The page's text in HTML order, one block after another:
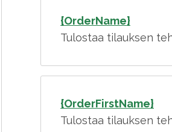
{OrderName}
Tulostaa tilauksen
{OrderFirstName}
Tulostaa tilauksen